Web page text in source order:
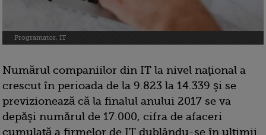
Programator, IT
Numărul companiilor din IT la nivel naţional a
crescut în perioada de la 9.823 la 14.339 şi se
previzionează că la finalul anului 2017 se va
depăşi numărul de 17.000, cifra de afaceri
cumulată a firmelor de IT dublându-se în ultimii